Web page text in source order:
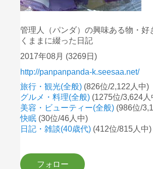
管理人（パンダ）の興味ある物・
くままに綴った日記
2017年08月 (3269日)
http://panpanpanda-k.seesaa.net/
旅行・観光(全般) (826位/2,122人中)
グルメ・料理(全般) (1275位/3,624人
美容・ビューティー(全般) (986位/
快眠 (30位/46人中)
日記・雑談(40歳代) (412位/815人中)